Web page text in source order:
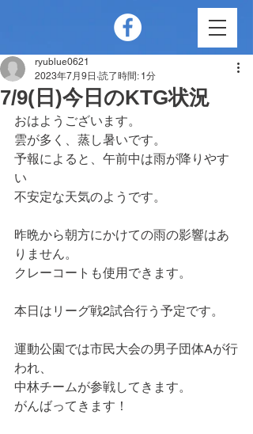
7/9(日)今日のKTG状況
ryublue0621
2023年7月9日 読了時間: 1分
おはようございます。
雲が多く、蒸し暑いです。
予報によると、午前中は雨が降りやす
い
不安定な天気のようです。
昨晩から朝方にかけての雨の影響はあ
りません。
クレーコートも使用できます。
本日はリーグ戦2試合行う予定です。
運動公園では市民大会の男子団体Aが行
われ、
中林チームが参戦してきます。
がんばってきます！